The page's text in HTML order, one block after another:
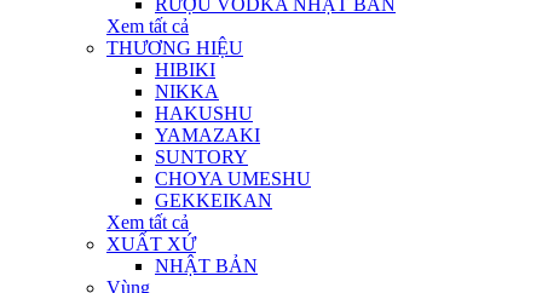
RƯỢU VODKA NHẬT BẢN
Xem tất cả
THƯƠNG HIỆU
HIBIKI
NIKKA
HAKUSHU
YAMAZAKI
SUNTORY
CHOYA UMESHU
GEKKEIKAN
Xem tất cả
XUẤT XỨ
NHẬT BẢN
Vùng